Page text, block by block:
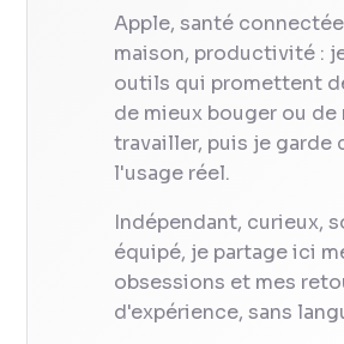
Apple, santé
maison, productivité :
outils qui promettent
de mieux bouger ou de
travailler, puis je garde
l'usage réel.
Indépendant, curieux,
équipé, je partage ici
obsessions et mes
d'expérience, sans